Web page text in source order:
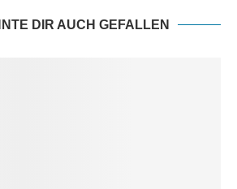
DIR AUCH GEFALLEN